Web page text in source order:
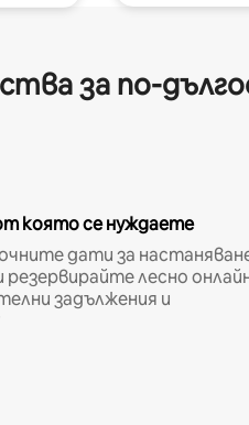
за по-
която се нуждаете
дати за
резервирайте лесно
задължения и